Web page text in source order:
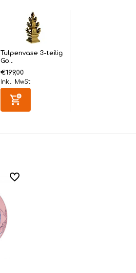
Tulpenvase 3-teilig
Go...
€199,00
Inkl. MwSt.